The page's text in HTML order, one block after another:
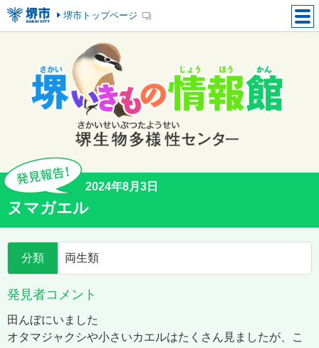
堺市トップページ
2024年8月3日
ヌマガエル
分類 両生類
発見者コメント
田んぼにいました
オタマジャクシや小さいカエルはたくさん見ましたが、こ